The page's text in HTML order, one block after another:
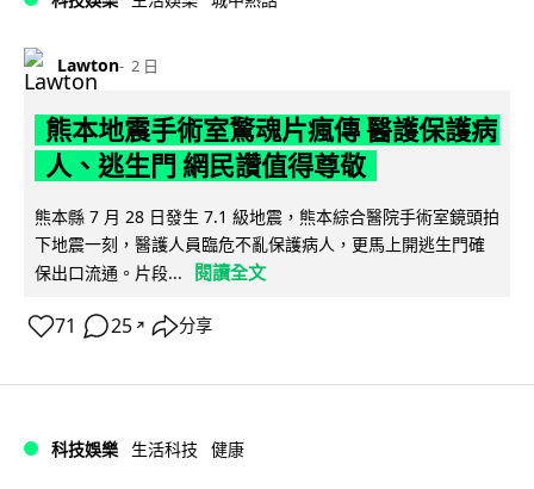
Lawton 2 日
熊本地震手術室驚魂片瘋傳 醫護保護病
人、逃生門 網民讚值得尊敬
熊本縣 7 月 28 日發生 7.1 級地震，熊本綜合醫院手術室鏡頭拍
下地震一刻，醫護人員臨危不亂保護病人，更馬上開逃生門確
保出口流通。片段...
閱讀全文
71 25 ↗ 分享
科技娛樂 生活科技 健康